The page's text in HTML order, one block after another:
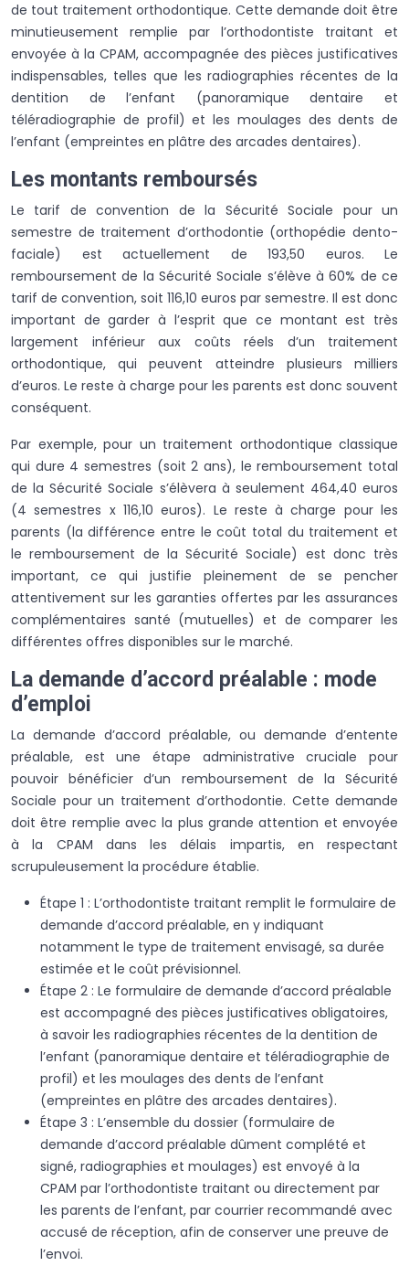
de tout traitement orthodontique. Cette demande doit être
minutieusement remplie par l’orthodontiste traitant et
envoyée à la CPAM, accompagnée des pièces justificatives
indispensables, telles que les radiographies récentes de la
dentition de l’enfant (panoramique dentaire et
téléradiographie de profil) et les moulages des dents de
l’enfant (empreintes en plâtre des arcades dentaires).
Les montants remboursés
Le tarif de convention de la Sécurité Sociale pour un
semestre de traitement d’orthodontie (orthopédie dento-
faciale) est actuellement de 193,50 euros. Le
remboursement de la Sécurité Sociale s’élève à 60% de ce
tarif de convention, soit 116,10 euros par semestre. Il est donc
important de garder à l’esprit que ce montant est très
largement inférieur aux coûts réels d’un traitement
orthodontique, qui peuvent atteindre plusieurs milliers
d’euros. Le reste à charge pour les parents est donc souvent
conséquent.
Par exemple, pour un traitement orthodontique classique
qui dure 4 semestres (soit 2 ans), le remboursement total
de la Sécurité Sociale s’élèvera à seulement 464,40 euros
(4 semestres x 116,10 euros). Le reste à charge pour les
parents (la différence entre le coût total du traitement et
le remboursement de la Sécurité Sociale) est donc très
important, ce qui justifie pleinement de se pencher
attentivement sur les garanties offertes par les assurances
complémentaires santé (mutuelles) et de comparer les
différentes offres disponibles sur le marché.
La demande d’accord préalable : mode
d’emploi
La demande d’accord préalable, ou demande d’entente
préalable, est une étape administrative cruciale pour
pouvoir bénéficier d’un remboursement de la Sécurité
Sociale pour un traitement d’orthodontie. Cette demande
doit être remplie avec la plus grande attention et envoyée
à la CPAM dans les délais impartis, en respectant
scrupuleusement la procédure établie.
Étape 1 : L’orthodontiste traitant remplit le formulaire de
demande d’accord préalable, en y indiquant
notamment le type de traitement envisagé, sa durée
estimée et le coût prévisionnel.
Étape 2 : Le formulaire de demande d’accord préalable
est accompagné des pièces justificatives obligatoires,
à savoir les radiographies récentes de la dentition de
l’enfant (panoramique dentaire et téléradiographie de
profil) et les moulages des dents de l’enfant
(empreintes en plâtre des arcades dentaires).
Étape 3 : L’ensemble du dossier (formulaire de
demande d’accord préalable dûment complété et
signé, radiographies et moulages) est envoyé à la
CPAM par l’orthodontiste traitant ou directement par
les parents de l’enfant, par courrier recommandé avec
accusé de réception, afin de conserver une preuve de
l’envoi.